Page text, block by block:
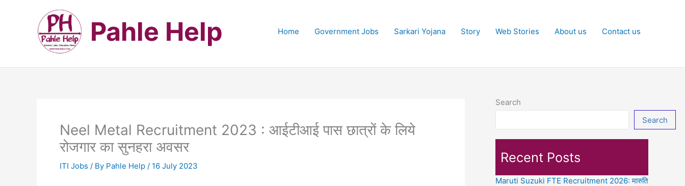
Pahle Help Home Government Jobs Sarkari Yojana Story Web Stories About us Contact us
Neel Metal Recruitment 2023 : आईटीआई पास छात्रों के लिये
रोजगार का सुनहरा अवसर
ITI Jobs / By Pahle Help / 16 July 2023
Search
Search
Recent Posts
Maruti Suzuki FTE Recruitment 2026: मारुति